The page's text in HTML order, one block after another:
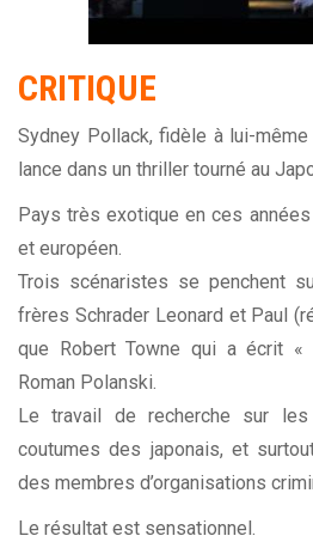
CRITIQUE
Sydney Pollack, fidèle à lui-
lance dans un thriller tourné au
Pays très exotique en ces
et européen.
Trois scénaristes se penchent
frères Schrader Leonard et Paul
que Robert Towne qui a écrit «
Roman Polanski.
Le travail de recherche sur
coutumes des japonais, et
des membres d’organisations
Le résultat est sensationnel.